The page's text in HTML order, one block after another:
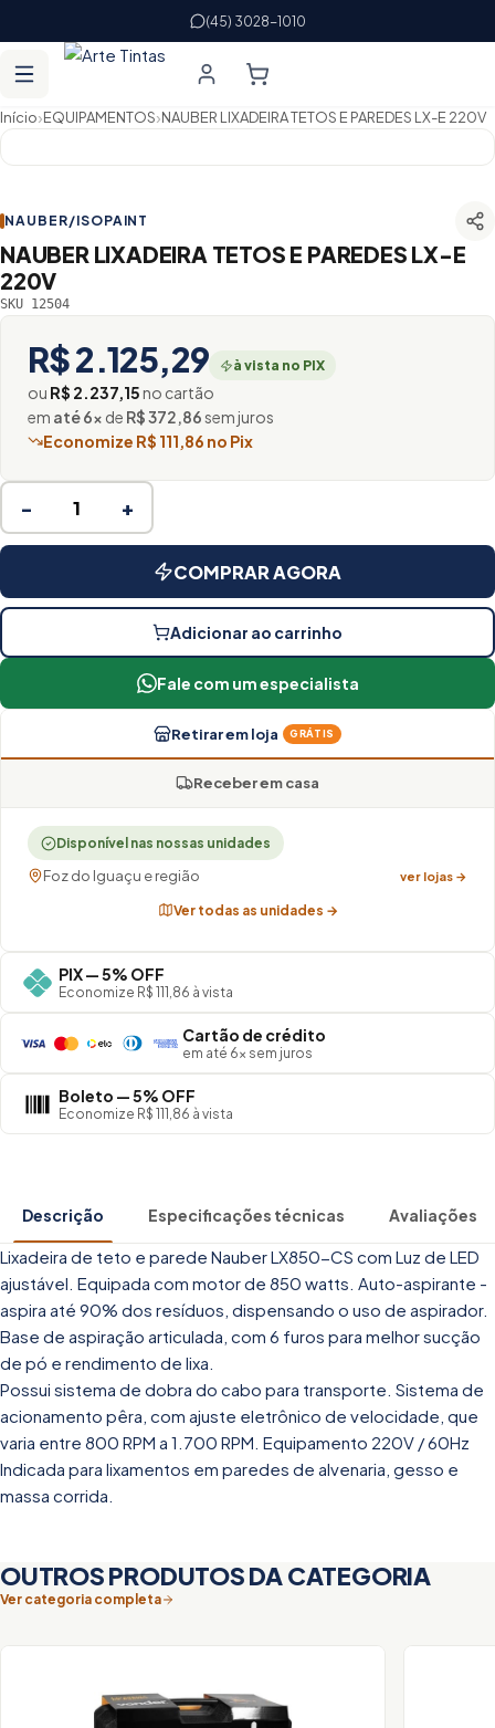
(45) 3028-1010
Início›EQUIPAMENTOS›NAUBER LIXADEIRA TETOS E PAREDES LX-E 220V
NAUBER/ISOPAINT
NAUBER LIXADEIRA TETOS E PAREDES LX-E
220V
SKU 12504
R$ 2.125,29 à vista no PIX
ou R$ 2.237,15no cartão
em até 6× de R$ 372,86sem juros
Economize R$ 111,86 no Pix
− +
COMPRAR AGORA
Adicionar ao carrinho
Fale com um especialista
Retirar em loja GRÁTIS
Receber em casa
Disponível nas nossas unidades
Foz do Iguaçu e região ver lojas →
Ver todas as unidades →
PIX — 5% OFF
Economize R$ 111,86 à vista
Cartão de crédito
em até 6× sem juros
Boleto — 5% OFF
Economize R$ 111,86 à vista
Descrição Especificações técnicas Avaliações
Lixadeira de teto e parede Nauber LX850-CS com Luz de LED
ajustável. Equipada com motor de 850 watts. Auto-aspirante -
aspira até 90% dos resíduos, dispensando o uso de aspirador.
Base de aspiração articulada, com 6 furos para melhor sucção
de pó e rendimento de lixa.
Possui sistema de dobra do cabo para transporte. Sistema de
acionamento pêra, com ajuste eletrônico de velocidade, que
varia entre 800 RPM a 1.700 RPM. Equipamento 220V / 60Hz
Indicada para lixamentos em paredes de alvenaria, gesso e
massa corrida.
OUTROS PRODUTOS DA CATEGORIA
Ver categoria completa